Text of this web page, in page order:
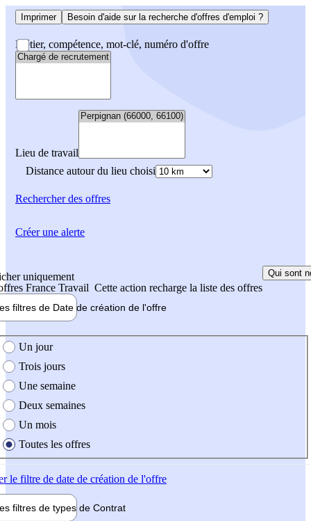
Imprimer Besoin d'aide sur la recherche d'offres d'emploi ?
Métier, compétence, mot-clé, numéro d'offre
Lieu de travail
Distance autour du lieu choisi
Rechercherdes offres
uniquement
France Travail Cette action recharge la liste des offres
Qui sont
filtres de Date de création de l'offre
création de l'offre
Un jour
Trois jours
Une semaine
Deux semaines
Un mois
Toutes les offres
le filtre de date de création de l'offre
filtres de types de Contrat
Créer une alerte